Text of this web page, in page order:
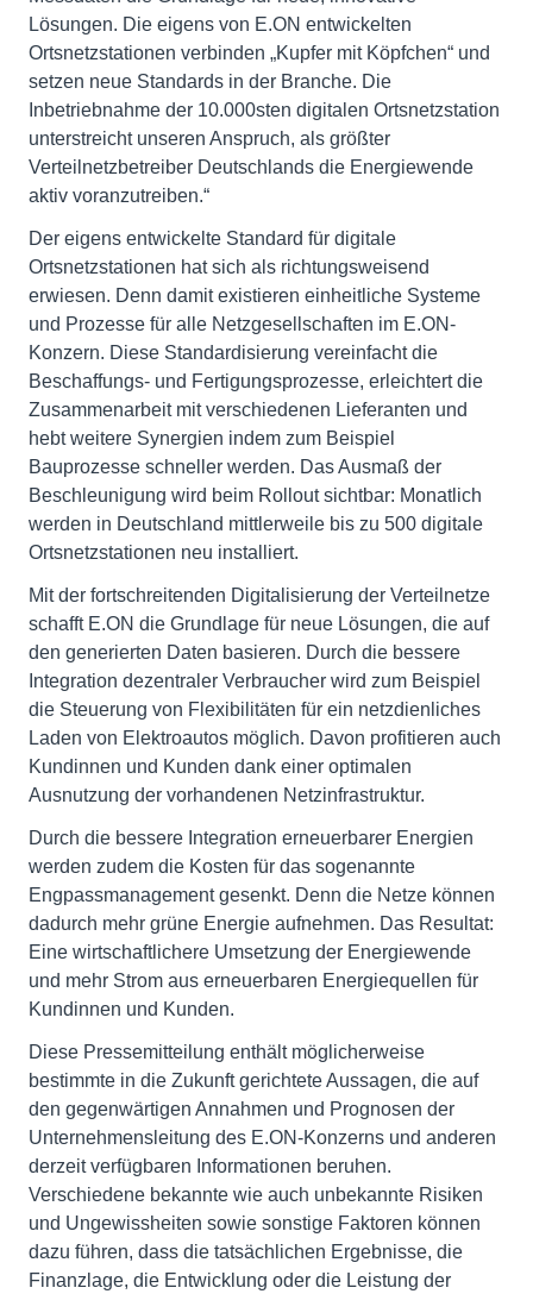
Lösungen. Die eigens von E.ON entwickelten
Ortsnetzstationen verbinden „Kupfer mit Köpfchen“ und
setzen neue Standards in der Branche. Die
Inbetriebnahme der 10.000sten digitalen Ortsnetzstation
unterstreicht unseren Anspruch, als größter
Verteilnetzbetreiber Deutschlands die Energiewende
aktiv voranzutreiben.“
Der eigens entwickelte Standard für digitale
Ortsnetzstationen hat sich als richtungsweisend
erwiesen. Denn damit existieren einheitliche Systeme
und Prozesse für alle Netzgesellschaften im E.ON-
Konzern. Diese Standardisierung vereinfacht die
Beschaffungs- und Fertigungsprozesse, erleichtert die
Zusammenarbeit mit verschiedenen Lieferanten und
hebt weitere Synergien indem zum Beispiel
Bauprozesse schneller werden. Das Ausmaß der
Beschleunigung wird beim Rollout sichtbar: Monatlich
werden in Deutschland mittlerweile bis zu 500 digitale
Ortsnetzstationen neu installiert.
Mit der fortschreitenden Digitalisierung der Verteilnetze
schafft E.ON die Grundlage für neue Lösungen, die auf
den generierten Daten basieren. Durch die bessere
Integration dezentraler Verbraucher wird zum Beispiel
die Steuerung von Flexibilitäten für ein netzdienliches
Laden von Elektroautos möglich. Davon profitieren auch
Kundinnen und Kunden dank einer optimalen
Ausnutzung der vorhandenen Netzinfrastruktur.
Durch die bessere Integration erneuerbarer Energien
werden zudem die Kosten für das sogenannte
Engpassmanagement gesenkt. Denn die Netze können
dadurch mehr grüne Energie aufnehmen. Das Resultat:
Eine wirtschaftlichere Umsetzung der Energiewende
und mehr Strom aus erneuerbaren Energiequellen für
Kundinnen und Kunden.
Diese Pressemitteilung enthält möglicherweise
bestimmte in die Zukunft gerichtete Aussagen, die auf
den gegenwärtigen Annahmen und Prognosen der
Unternehmensleitung des E.ON-Konzerns und anderen
derzeit verfügbaren Informationen beruhen.
Verschiedene bekannte wie auch unbekannte Risiken
und Ungewissheiten sowie sonstige Faktoren können
dazu führen, dass die tatsächlichen Ergebnisse, die
Finanzlage, die Entwicklung oder die Leistung der